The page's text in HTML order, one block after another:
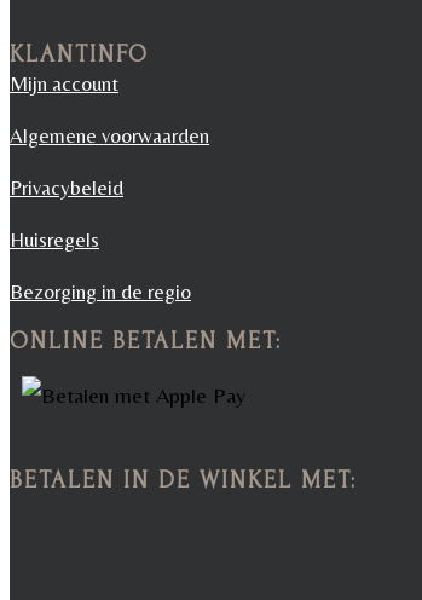
KLANTINFO
Mijn account
Algemene voorwaarden
Privacybeleid
Huisregels
Bezorging in de regio
ONLINE BETALEN MET:
BETALEN IN DE WINKEL MET: